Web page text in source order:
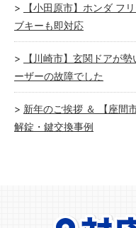
【小田原市】ホンダ フ
ブキーも即対応
【川崎市】玄関ドアが
ーザーの故障でした
新年のご挨拶 ＆ 【座間
解錠・鍵交換事例